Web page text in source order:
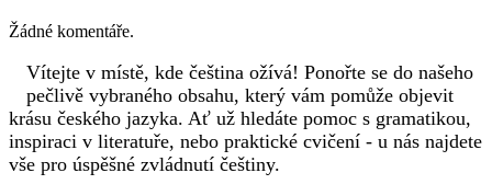
Žádné komentáře.
Vítejte v místě, kde čeština ožívá! Ponořte se do našeho
pečlivě vybraného obsahu, který vám pomůže objevit
krásu českého jazyka. Ať už hledáte pomoc s gramatikou,
inspiraci v literatuře, nebo praktické cvičení - u nás najdete
vše pro úspěšné zvládnutí češtiny.